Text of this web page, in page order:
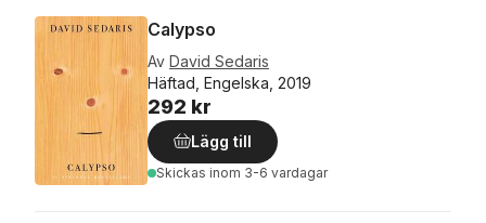
Calypso
Av David Sedaris
Häftad, Engelska, 2019
292 kr
Lägg till
Skickas inom 3-6 vardagar